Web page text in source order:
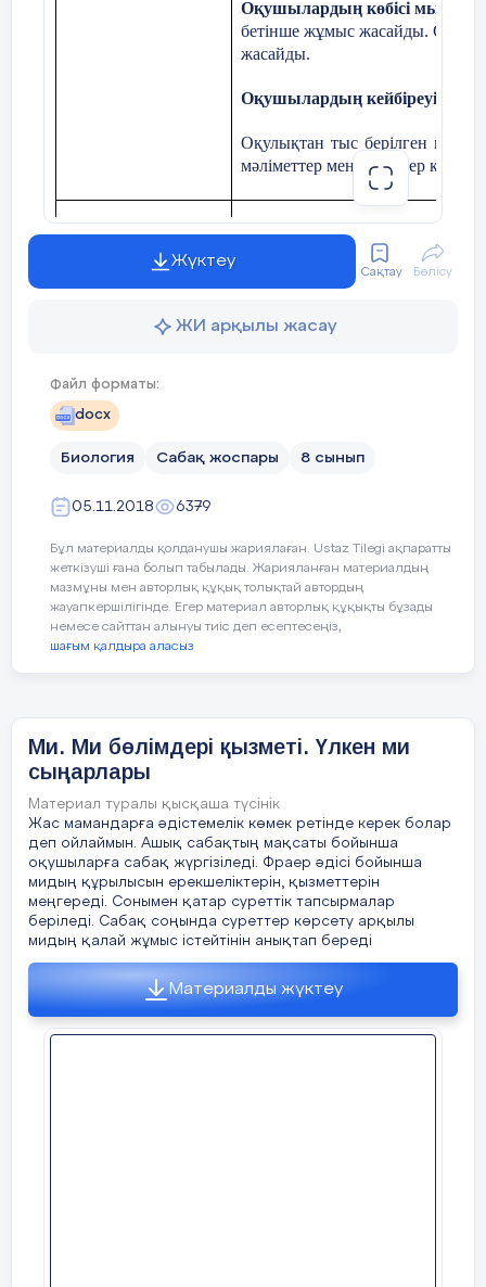
Ой қозғау. «Айырмашылығы неде?»
6 мин Жаңа тақырыпты түсіндіру.
Жаңа тақырыпты Видеофильм
Адамның миының салмағы қанша?
Мидың бөлімдерін ата.
10 мин
сыңарлары
Сопақша ми
Қимыл- қозғалысты
асырады.
Мишық
Дене температурасы,қан
қысымы, зәр шығару,
көңіл- күйді реттейді.
Оқушылардың көбісі
бетінше жұмыс жасайды.
жасайды.
Оқушылардың кейбіреуі
Оқулықтан тыс берілген
мәліметтер мен дәлелдер
Бағалау
Сұраққа жауап береді,
орындай алады. Сабақ
Әдіс-тәсілдер Сұрақ-жауап, әңгімелеу,
Пәнаралық
байланыс
Музыка, қазақ тілі.
Алдыңғы оқу Жүйке жүйесінің орталық және
Жоспарланғануақыт Сабақ барысы :
Басталуы
3 минут
Ұйымдастыру кезеңі 2 минут
Психологиялық ахуал
Жүктеу
Сақтау Бөлісу
ЖИ арқылы жасау
Файл форматы:
docx
Биология Сабақ жоспары 8 сынып
05.11.2018 6379
Бұл материалды қолданушы жариялаған. Ustaz Tilegi ақпаратты
жеткізуші ғана болып табылады. Жарияланған материалдың
мазмұны мен авторлық құқық толықтай автордың
жауапкершілігінде. Егер материал авторлық құқықты бұзады
немесе сайттан алынуы тиіс деп есептесеңіз,
шағым қалдыра аласыз
Ми. Ми бөлімдері қызметі. Үлкен ми
сыңарлары
Материал туралы қысқаша түсінік
Жас мамандарға әдістемелік көмек ретінде керек болар
деп ойлаймын. Ашық сабақтың мақсаты бойынша
оқушыларға сабақ жүргізіледі. Фраер әдісі бойынша
мидың құрылысын ерекшеліктерін, қызметтерін
меңгереді. Сонымен қатар суреттік тапсырмалар
беріледі. Сабақ соңында суреттер көрсету арқылы
мидың қалай жұмыс істейтінін анықтап береді
Материалды жүктеу